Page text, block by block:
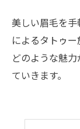
美しい眉毛を
によるタトゥ
どのような魅
ていきます。